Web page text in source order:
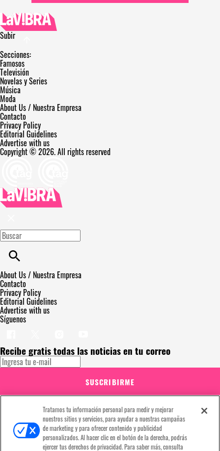
Subir
Secciones:
Famosos
Televisión
Novelas y Series
Música
Moda
About Us / Nuestra Empresa
Contacto
Privacy Policy
Editorial Guidelines
Advertise with us
Copyright © 2026. All rights reserved
About Us / Nuestra Empresa
Contacto
Privacy Policy
Editorial Guidelines
Advertise with us
Síguenos
Recibe gratis todas las noticias en tu correo
SUSCRIBIRME
Este sitio está protegido por reCAPTCHA y GooglePolítica de privacidady
Condiciones de servicio. Suscribirse implica aceptar los
términos y condiciones
¡Muchas gracias!Ya estás suscrito a nuestro newsletter
Tratamos tu información personal para medir y mejorar
nuestros sitios y servicios, para ayudar a nuestras campañas
de marketing y para ofrecer contenido y publicidad
personalizados. Al hacer clic en el botón de la derecha, podrás
ejercer tus derechos de privacidad. Para saber más, consulta